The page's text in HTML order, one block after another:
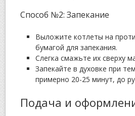
Способ №2: Запекание
Выложите котлеты на
бумагой для запекания.
Слегка смажьте их сверху
Запекайте в духовке при
примерно 20-25 минут, до
Подача и